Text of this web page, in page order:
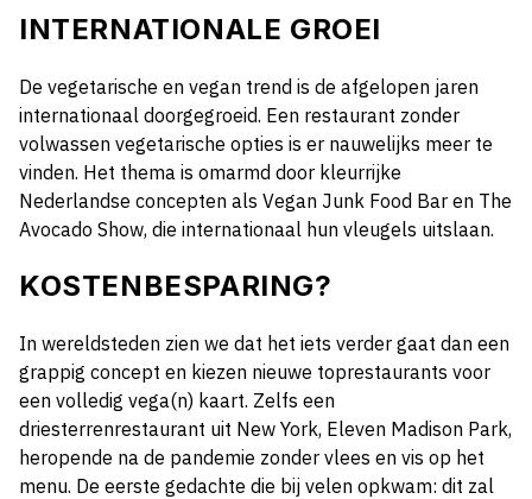
INTERNATIONALE GROEI
De vegetarische en vegan trend is de afgelopen jaren
internationaal doorgegroeid. Een restaurant zonder
volwassen vegetarische opties is er nauwelijks meer te
vinden. Het thema is omarmd door kleurrijke
Nederlandse concepten als Vegan Junk Food Bar en The
Avocado Show, die internationaal hun vleugels uitslaan.
KOSTENBESPARING?
In wereldsteden zien we dat het iets verder gaat dan een
grappig concept en kiezen nieuwe toprestaurants voor
een volledig vega(n) kaart. Zelfs een
driesterrenrestaurant uit New York, Eleven Madison Park,
heropende na de pandemie zonder vlees en vis op het
menu. De eerste gedachte die bij velen opkwam: dit zal